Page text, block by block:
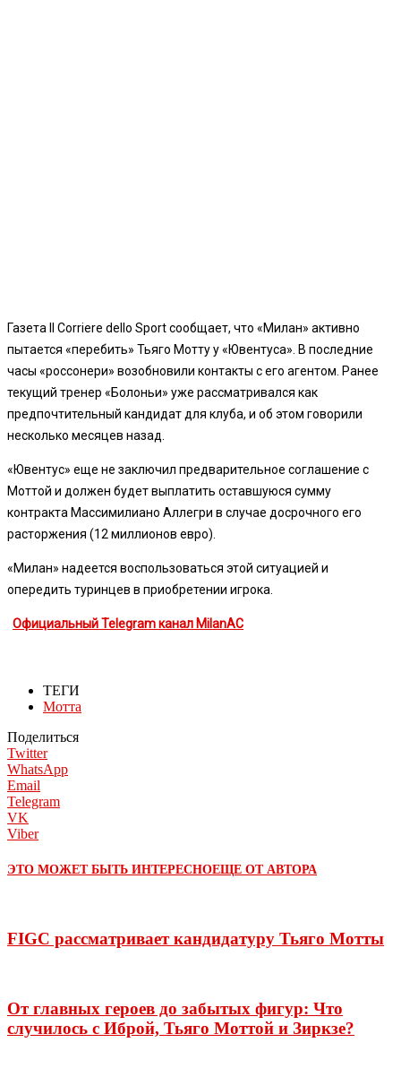
Газета Il Corriere dello Sport сообщает, что «Милан» активно
пытается «перебить» Тьяго Мотту у «Ювентуса». В последние
часы «россонери» возобновили контакты с его агентом. Ранее
текущий тренер «Болоньи» уже рассматривался как
предпочтительный кандидат для клуба, и об этом говорили
несколько месяцев назад.
«Ювентус» еще не заключил предварительное соглашение с
Моттой и должен будет выплатить оставшуюся сумму
контракта Массимилиано Аллегри в случае досрочного его
расторжения (12 миллионов евро).
«Милан» надеется воспользоваться этой ситуацией и
опередить туринцев в приобретении игрока.
Официальный Telegram канал MilanAC
ТЕГИ
Мотта
Поделиться
Twitter
WhatsApp
Email
Telegram
VK
Viber
ЭТО МОЖЕТ БЫТЬ ИНТЕРЕСНОЕЩЕ ОТ АВТОРА
FIGC рассматривает кандидатуру Тьяго Мотты
От главных героев до забытых фигур: Что
случилось с Иброй, Тьяго Моттой и Зиркзе?